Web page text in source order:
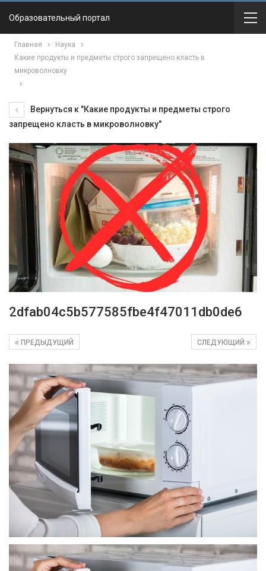
Образовательный портал
Главная
Наука
Какие продукты и предметы строго запрещено класть в
микроволновку
Вернуться к "Какие продукты и предметы строго
запрещено класть в микроволновку"
2dfab04c5b577585fbe4f47011db0de6
СЛЕДУЮЩИЙ
ПРЕДЫДУЩИЙ